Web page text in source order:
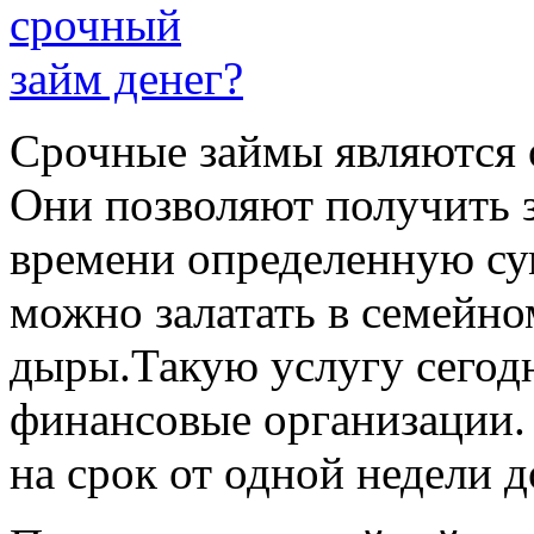
Срочные займы являются
Они позволяют получить
времени определенную
можно залатать в
дыры.Такую услугу
финансовые
на срок от одной недели